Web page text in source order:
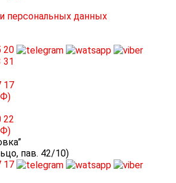
персональных данных
20
31
17
22
пав. 42/10)
17